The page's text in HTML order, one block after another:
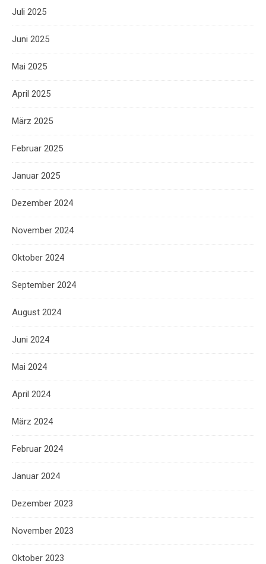
Juli 2025
Juni 2025
Mai 2025
April 2025
März 2025
Februar 2025
Januar 2025
Dezember 2024
November 2024
Oktober 2024
September 2024
August 2024
Juni 2024
Mai 2024
April 2024
März 2024
Februar 2024
Januar 2024
Dezember 2023
November 2023
Oktober 2023